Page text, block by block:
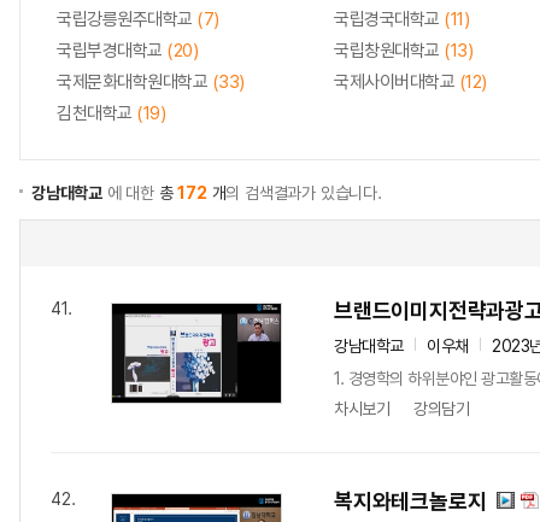
국립강릉원주대학교 (7) 국립경국대학교 (11)
국립부경대학교 (20) 국립창원대학교 (13)
국제문화대학원대학교 (33) 국제사이버대학교 (12)
김천대학교 (19)
강남대학교 에 대한 총172 개의 검색결과가 있습니다.
41. 브랜드이미지전략과광
강남대학교 이우채
2023
1. 경영학의 하위분야인 광고활
차시보기
강의담기
42. 복지와테크놀로지